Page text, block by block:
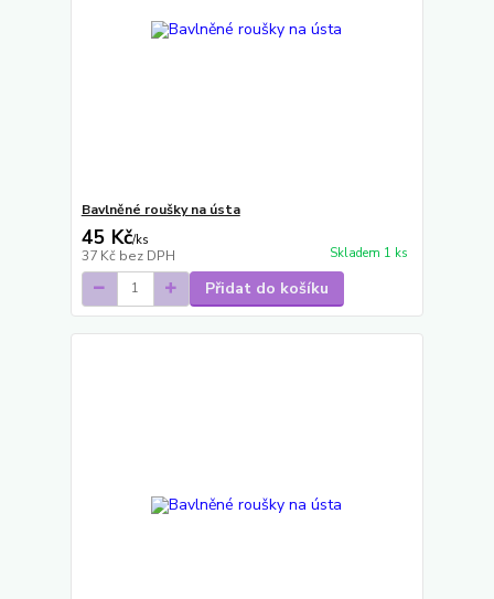
Bavlněné roušky na ústa
45 Kč/ks
37 Kč bez DPH Skladem 1 ks
Přidat do košíku